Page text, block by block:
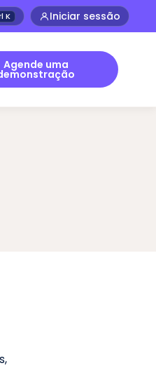
K Iniciar sessão
Agende uma